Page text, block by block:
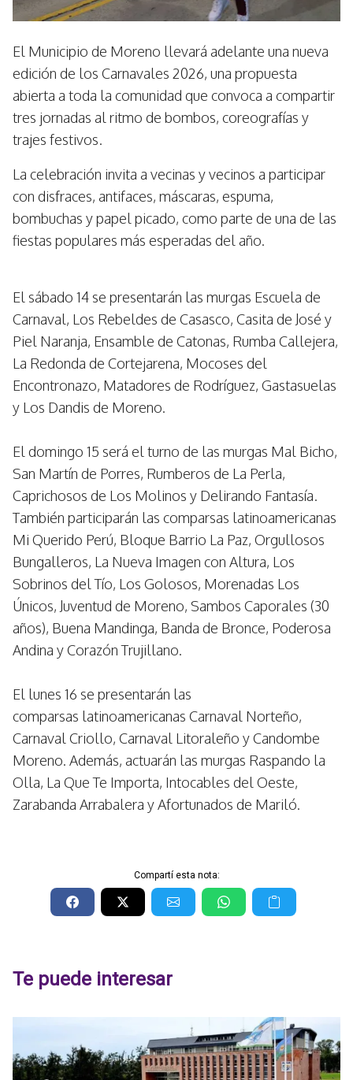
El Municipio de Moreno llevará adelante una nueva
edición de los Carnavales 2026, una propuesta
abierta a toda la comunidad que convoca a compartir
tres jornadas al ritmo de bombos, coreografías y
trajes festivos.
La celebración invita a vecinas y vecinos a participar
con disfraces, antifaces, máscaras, espuma,
bombuchas y papel picado, como parte de una de las
fiestas populares más esperadas del año.
El sábado 14 se presentarán las murgas Escuela de
Carnaval, Los Rebeldes de Casasco, Casita de José y
Piel Naranja, Ensamble de Catonas, Rumba Callejera,
La Redonda de Cortejarena, Mocoses del
Encontronazo, Matadores de Rodríguez, Gastasuelas
y Los Dandis de Moreno.
El domingo 15 será el turno de las murgas Mal Bicho,
San Martín de Porres, Rumberos de La Perla,
Caprichosos de Los Molinos y Delirando Fantasía.
También participarán las comparsas latinoamericanas
Mi Querido Perú, Bloque Barrio La Paz, Orgullosos
Bungalleros, La Nueva Imagen con Altura, Los
Sobrinos del Tío, Los Golosos, Morenadas Los
Únicos, Juventud de Moreno, Sambos Caporales (30
años), Buena Mandinga, Banda de Bronce, Poderosa
Andina y Corazón Trujillano.
El lunes 16 se presentarán las
comparsas latinoamericanas Carnaval Norteño,
Carnaval Criollo, Carnaval Litoraleño y Candombe
Moreno. Además, actuarán las murgas Raspando la
Olla, La Que Te Importa, Intocables del Oeste,
Zarabanda Arrabalera y Afortunados de Mariló.
Compartí esta nota:
Te puede interesar